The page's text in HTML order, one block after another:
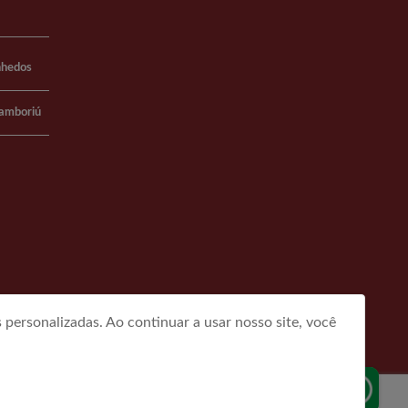
Ao continuar a usar nosso site, você